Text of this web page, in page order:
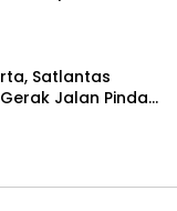
Satlantas
Jalan Pindah